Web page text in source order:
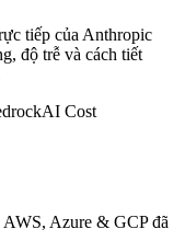
tiếp của Anthropic
độ trễ và cách tiết
AI Cost
Azure & GCP đã